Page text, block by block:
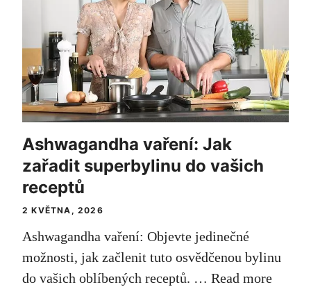
Ashwagandha vaření: Jak
zařadit superbylinu do vašich
receptů
2 KVĚTNA, 2026
Ashwagandha vaření: Objevte jedinečné
možnosti, jak začlenit tuto osvědčenou bylinu
do vašich oblíbených receptů. … Read more